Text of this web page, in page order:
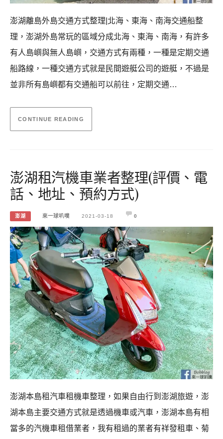
澎湖離島外島交通方式整理|北海、東海、南海交通船整
理，澎湖外島常玩的區域分成北海、東海、南海，有許多
有人島嶼與無人島嶼，交通方式有兩種，一種是定期交通
船路線，一種交通方式就是民間遊艇公司的遊艇，不過是
並非所有島嶼都有交通船可以前往，定期交通…
CONTINUE READING
澎湖租汽機車業者整理(評價、電
話、地址、預約方式)
澎湖 來一球叭噗 2021-03-18 0
澎湖本島租汽車租機車整理，如果自由行到澎湖旅遊，澎
湖本島主要交通方式就是透過機車或汽車，澎湖本島有相
當多的汽機車租借業者，我有租過的業者有祥發租車、菊